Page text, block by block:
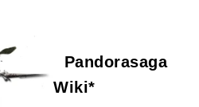
Pandorasaga
Wiki*